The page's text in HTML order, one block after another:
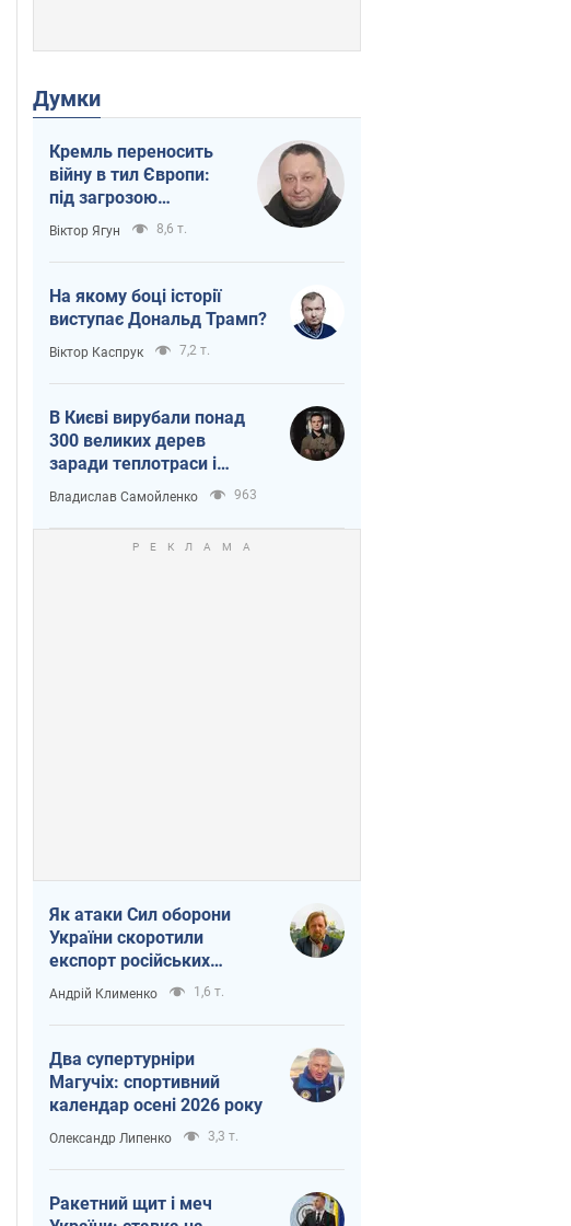
Думки
Кремль переносить
війну в тил Європи:
під загрозою
критична логістика
Віктор Ягун 8,6 т.
На якому боці історії
виступає Дональд Трамп?
Віктор Каспрук 7,2 т.
В Києві вирубали понад
300 великих дерев
заради теплотраси і
всупереч Генплану
Владислав Самойленко 963
Як атаки Сил оборони
України скоротили
експорт російських
нафтопродуктів
Андрій Клименко 1,6 т.
Два супертурніри
Магучіх: спортивний
календар осені 2026 року
Олександр Липенко 3,3 т.
Ракетний щит і меч